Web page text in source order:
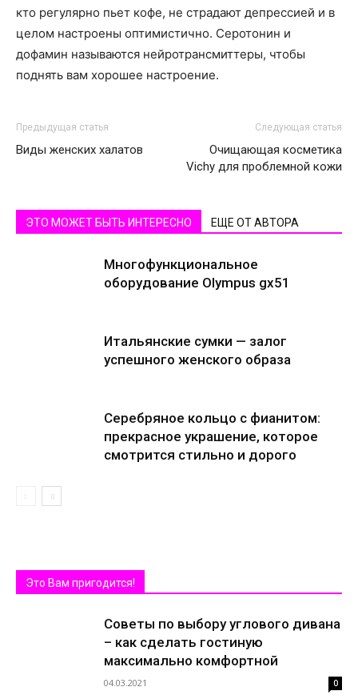
кто регулярно пьет кофе, не страдают депрессией и в
целом настроены оптимистично. Серотонин и
дофамин называются нейротрансмиттеры, чтобы
поднять вам хорошее настроение.
Предыдущая статья
Виды женских халатов
Следующая статья
Очищающая косметика
Vichy для проблемной кожи
ЭТО МОЖЕТ БЫТЬ ИНТЕРЕСНО ЕЩЕ ОТ АВТОРА
Многофункциональное
оборудование Olympus gx51
Итальянские сумки — залог
успешного женского образа
Серебряное кольцо с фианитом:
прекрасное украшение, которое
смотрится стильно и дорого
Это Вам пригодится!
Советы по выбору углового дивана
– как сделать гостиную
максимально комфортной
04.03.2021 0